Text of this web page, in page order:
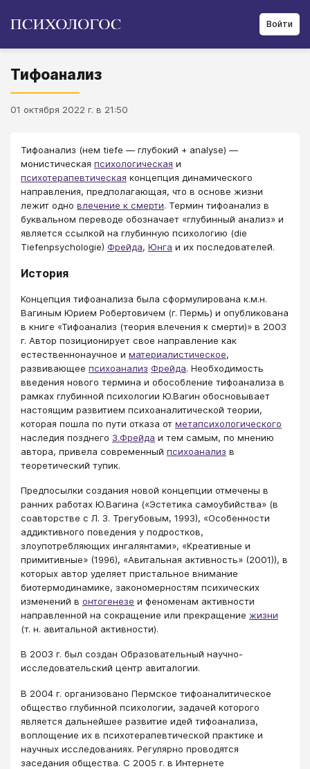
Войти
Тифоанализ
01 октября 2022 г. в 21:50
Тифоанализ (нем tiefe — глубокий + analyse) —
монистическая психологическая и
психотерапевтическая концепция динамического
направления, предполагающая, что в основе жизни
лежит одно влечение к смерти. Термин тифоанализ в
буквальном переводе обозначает «глубинный анализ» и
является ссылкой на глубинную психологию (die
Tiefenpsychologie) Фрейда, Юнга и их последователей.
История
Концепция тифоанализа была сформулирована к.м.н.
Вагиным Юрием Робертовичем (г. Пермь) и опубликована
в книге «Тифоанализ (теория влечения к смерти)» в 2003
г. Автор позиционирует свое направление как
естественнонаучное и материалистическое,
развивающее психоанализ Фрейда. Необходимость
введения нового термина и обособление тифоанализа в
рамках глубинной психологии Ю.Вагин обосновывает
настоящим развитием психоаналитической теории,
которая пошла по пути отказа от метапсихологического
наследия позднего З.Фрейда и тем самым, по мнению
автора, привела современный психоанализ в
теоретический тупик.
Предпосылки создания новой концепции отмечены в
ранних работах Ю.Вагина («Эстетика самоубийства» (в
соавторстве с Л. З. Трегубовым, 1993), «Особенности
аддиктивного поведения у подростков,
злоупотребляющих ингалянтами», «Креативные и
примитивные» (1996), «Авитальная активность» (2001)), в
которых автор уделяет пристальное внимание
биотермодинамике, закономерностям психических
изменений в онтогенезе и феноменам активности
направленной на сокращение или прекращение жизни
(т. н. авитальной активности).
В 2003 г. был создан Образовательный научно-
исследовательский центр авиталогии.
В 2004 г. организовано Пермское тифоаналитическое
общество глубинной психологии, задачей которого
является дальнейшее развитие идей тифоанализа,
воплощение их в психотерапевтической практике и
научных исследованиях. Регулярно проводятся
заседания общества. С 2005 г. в Интернете